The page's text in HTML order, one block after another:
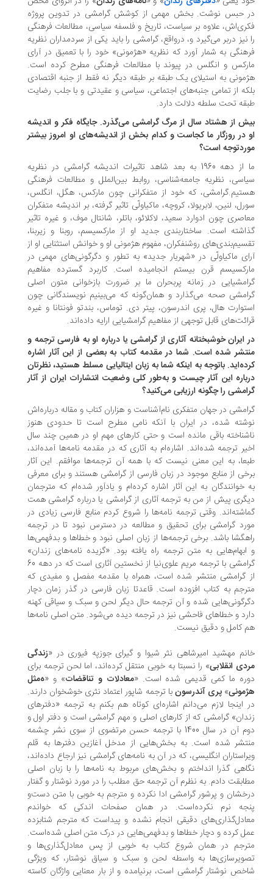
حبس نوشت. بخش مهمی از کوشش گرامشی در تدوین پروژه
علاوه بر سیاست، تاریخ و فلسفه سیاسی، مطالعات فرهنگی
نیز دربر می‌گیرد و، درواقع، گرامشی را باید یکی از سردمداران نظریه
به شمار آورد که نظریه «هژمونی» خود را با تعمیق در آرای
و انگلس در پیوند با مطالعات فرهنگی مطرح کرده است.
به استیلای یک طبقه بر طبقه دیگر نه فقط از جنبه اقتصادی
از تمامی جنبه‌های اجتماعی، سیاسی و عقیدتی و با جلب رضایت
تحت سلطه دلالت دارد.
از هشتاد سال از مرگ گرامشی می‌گذرد. جایگاه فکر و اندیشه
در روزگار ما کجاست و کدام بخش از اندیشه‌های او امروز بیشتر
است؟
ما از دهه 1960 به بعد شاهد تاثیرات اندیشه گرامشی در نظریه
نظریه جامعه‌شناسی، روابط بین‌الملل و مطالعات فرهنگی
که خود از متفکرانی چون مارکس، هگل، انگلس،
لنین، لابریولا، کروچه، ماکیاولّی تاثیر گرفته، بر اندیشه متفکران
چون ادوارد سعید، لاکلائو، باتلر، شانتال موف، و غیره تاثیر
است. ساختاربندی جدید او از مارکسیسم، روبنا و زیربنا،
روشنفکران، مفهوم هژمونی او و خوانش استثنایی او از
ماکیاولّی در «شهریار جدید» به تطور و دگرگونی‌های مهمی در
قرن بیستم انجامیده است. کاربرد گسترده مفاهیم
در زمانه پربحران ما بر ضرورت بازخوانی متون اصلی
صحه می‌گذارد و همان‌گونه که می‌بینیم نویسندگانی چون
هال، پری اندرسون، پیتر دی. توماس، بندتو فونتانا و غیره
قابل توجهی از مفاهیم گرامشیایی ارایه داده‌اند.‌
ایران خوشبختانه آثاری از گرامشی یا درباره او به فارسی ترجمه و
شده است. شما در مقدمه کتاب به بعضی از این آثار اشاره
باتوجه به اینکه شما به زبان ایتالیایی مسلط هستید، نظرتان
این آثار چیست و به‌طور کلی وضعیت انتشارات ایران از آثار
را چگونه ارزیابی می‌کنید؟
در جهان متفکری نام‌آشناست و هزاران کتاب و مقاله درباره‌اش
شده، در ایران با آنکه نامی مطرح است تا حدودی هنوز
باقی مانده است و حتی کارهای مهم او در همین چند سال
ترجمه شده‌اند. اشاره‌ام به آثاری که در مقدمه نامه‌ها آمده‌اند،
به این معنی نیست که با همه آن ترجمه‌ها موافقم. این آثار
از منابع موجود در زبان فارسی از گرامشی هستند و برای معرفی
خوانندگان به این آثار اشاره کرده‌ام و یادآور شده‌ام که مترجمان
پیش از من به ترجمه آثاری از گرامشی یا درباره گرامشی همت
وقتی ترجمه نامه‌ها را شروع کردم منابع فارسی زیادی در
گرامشی برای تحقیق و مطالعه در دسترس نبود تا در ترجمه
باشد. برخی ترجمه‌ها از زبان اصلی نبود و خطاها و بدفهمی‌ها
به متن ترجمه راه یافته بود. «گزیده نامه‌های زندان»
گرامشی با ترجمه مریم علوی‌نیا از نخستین آثاری است که در دهه 60
گرامشی منتشر شده است، همراه با مقدمه مفصل و مفیدی که
به کتاب افزوده است. قاعدتا زبان فارسی در گذر زمان دچار
شده و آن ترجمه حال دیگر لحن و سبک و سیاقی کهنه
و خطاهای فاحشی نیز در ترجمه دیده می‌شود. متن اصلی نامه‌ها
کامل و دقیق نیست.
مهشید امیرشاهی نثر شیوا و گیرای جوزپه فیوری در «زندگی
انقلابی » را نسبتا به خوبی منتقل کرده‌اند، اما لحن ترجمه برای
ما کمی قدیمی شده است. «معادلات و تناقضات» و «ه‌مثل
»پری آندرسونبا ترجمه شاپور اعتماد نثری خوشخوان دارند.
اینجا لازم می‌دانم اشاره‌ای کوتاه هم بکنم به ترجمه «دفترهای
گرامشی که از کارهای اصلی و مهم گرامشی است و دفتر اول و
دوم آن در سال 1400 با ترجمه حسن مرتضوی از سوی نشر چشمه
شده است. به بخش‌هایی از مدخل آغازین دفترها به قلم
انگلیسی، که در آن به نامه‌های گرامشی نیز ارجاع داده‌اند،
گذرا انداختم و بخش‌های مربوط به نامه‌ها را با زبان اصلی
دادم. به نظرم آن ترجمه حق مطلب را در مورد نوشتار و گفتار
و پرشور گرامشی ادا نکرده و مترجم به خوبی با متن دست‌و
نرم نکرده‌است. در همان صفحات اندکی که خواندم
دقیقی انجام نشده و پیداست که مترجم شتابزده
کرده و دچار خطاها و بدفهمی‌هایی در درک متن اصلی شده‌است.
در همان شروع کتاب به خوبی از پس معادل‌گذاری‌ها و
به واسطه لحن و سبک و سیاق نوشتار، که ویژگی
نوشتار گرامشی است، برنیامده و از بار معنایی واژگان کاسته